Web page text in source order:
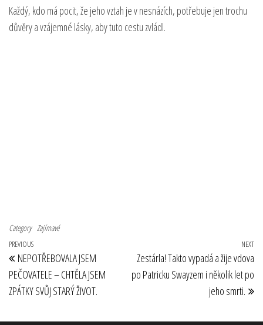
Každý, kdo má pocit, že jeho vztah je v nesnázích, potřebuje jen trochu
důvěry a vzájemné lásky, aby tuto cestu zvládl.
Category Zajímavé
Navigace pro příspěvek
Previous Post
PREVIOUS
NEPOTŘEBOVALA JSEM
PEČOVATELE – CHTĚLA JSEM
ZPÁTKY SVŮJ STARÝ ŽIVOT.
NEXT
Zestárla! Takto vypadá a žije vdova
po Patricku Swayzem i několik let po
jeho smrti.